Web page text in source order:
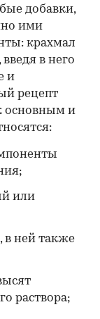
добавки,
ими
крахмал
в него
и
рецепт
основным и
или
ней также
раствора;